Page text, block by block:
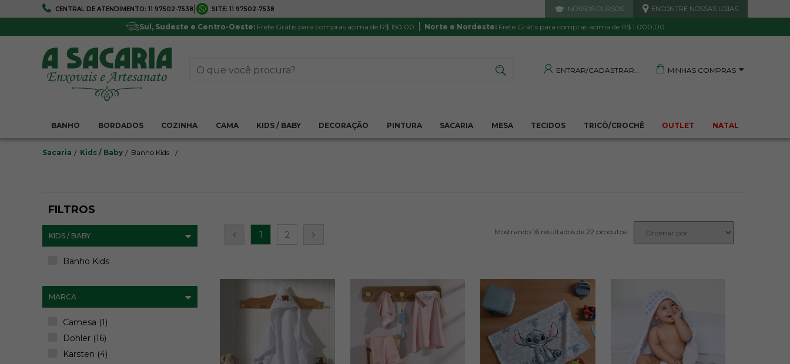
CENTRAL DE ATENDIMENTO: 11 97502-7538 SITE: 11 97502-7538 NOSSOS CURSOS ENCONTRE NOSSAS LOJAS
Sul, Sudeste e Centro-Oeste:Frete Grátis para compras acima de R$ 150,00 Norte e Nordeste:Frete Grátis para compras acima de R$ 1.000,00
ENTRAR/CADASTRAR MINHAS COMPRAS
BANHO BORDADOS COZINHA CAMA KIDS / BABY DECORAÇÃO PINTURA SACARIA MESA TECIDOS TRICÔ/CROCHÊ OUTLET NATAL
FRETE GRÁTIS 5% DE DESCONTO
Pagamentos via boleto ou PIX Parcela mínima R$ 20,00
PRODUTO DE QUALIDADE
Satisfação Garantida
TRANQUILIDADE E PROTEÇÃO
Sacaria Kids / Baby Banho Kids
FILTROS
MARCA
Camesa (1)
Dohler (16)
Karsten (4)
KIDS / BABY
Banho Kids
22
1 2